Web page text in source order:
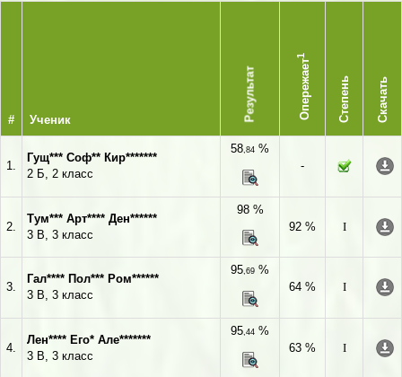
# Ученик Результат Опережает
1
Степень Скачать
1.
Гущ*** Соф** Кир*******
2 Б, 2 класс
58,84 %
-
2.
Тум*** Арт**** Ден******
3 В, 3 класс
98 %
92 %
I
3.
Гал**** Пол*** Ром******
3 В, 3 класс
95,69 %
64 %
I
4.
Лен**** Его* Але*******
3 В, 3 класс
95,44 %
63 %
I